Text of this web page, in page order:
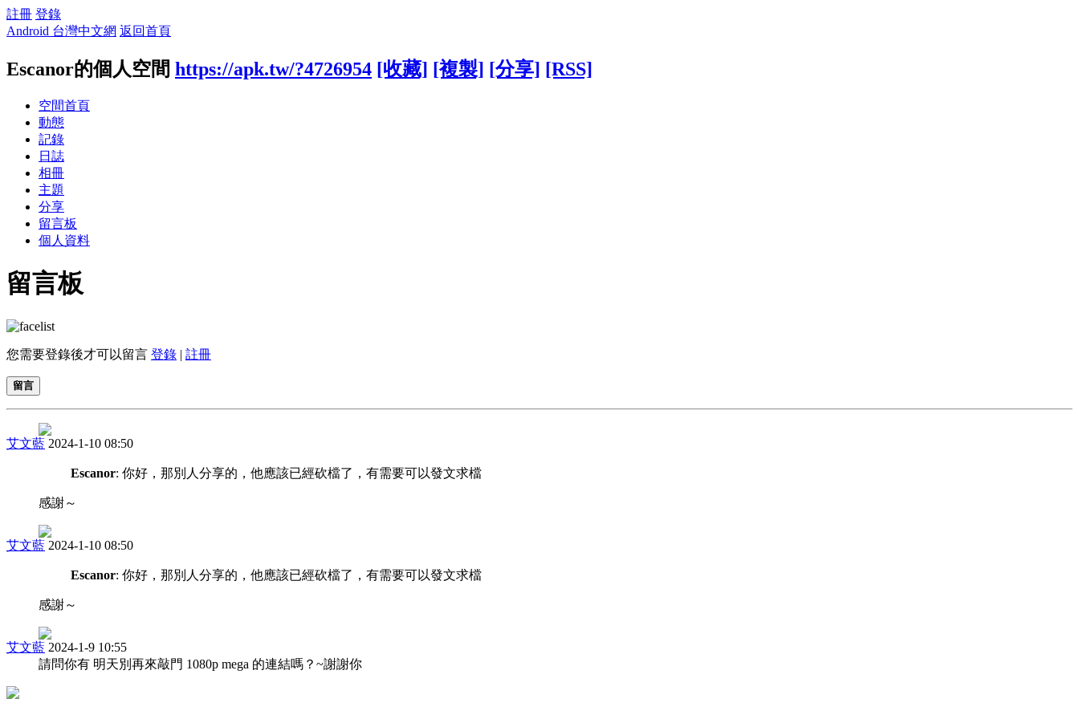
註冊 登錄
Android 台灣中文網 返回首頁
Escanor的個人空間 https://apk.tw/?4726954 [收藏] [複製] [分享] [RSS]
空間首頁
動態
記錄
日誌
相冊
主題
分享
留言板
個人資料
留言板
您需要登錄後才可以留言 登錄 | 註冊
留言
艾文藍 2024-1-10 08:50
Escanor: 你好，那別人分享的，他應該已經砍檔了，有需要可以發文求檔
感謝～
艾文藍 2024-1-10 08:50
Escanor: 你好，那別人分享的，他應該已經砍檔了，有需要可以發文求檔
感謝～
艾文藍 2024-1-9 10:55
請問你有 明天別再來敲門 1080p mega 的連結嗎？~謝謝你